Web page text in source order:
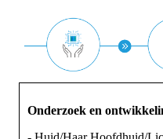
Onderzoek en